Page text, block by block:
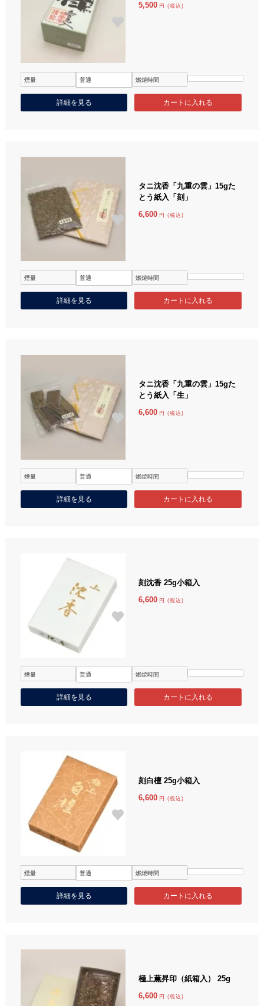
5,500 円 (税込)
煙量 普通 燃焼時間
詳細を見る
タニ沈香「九重の雲」15gた
とう紙入「刻」
6,600 円 (税込)
煙量 普通 燃焼時間
詳細を見る
タニ沈香「九重の雲」15gた
とう紙入「生」
6,600 円 (税込)
煙量 普通 燃焼時間
詳細を見る
刻沈香 25g小箱入
6,600 円 (税込)
煙量 普通 燃焼時間
詳細を見る
刻白檀 25g小箱入
6,600 円 (税込)
煙量 普通 燃焼時間
詳細を見る
極上薫昇印（紙箱入） 25g
6,600 円 (税込)